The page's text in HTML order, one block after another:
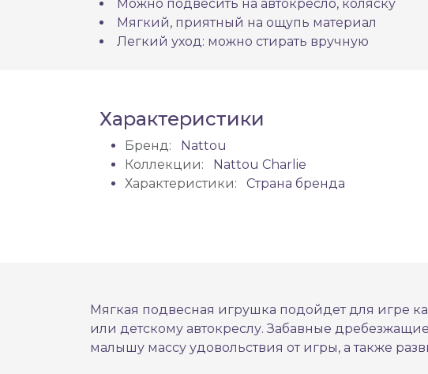
Можно подвесить на автокресло, коляску
Мягкий, приятный на ощупь материал
Легкий уход: можно стирать вручную
Характеристики
Бренд:
Nattou
Коллекции:
Nattou Charlie
Характеристики:
Страна бренда
Мягкая подвесная игрушка подойдет для игре
или детскому автокреслу. Забавные
малышу массу удовольствия от игры, а также